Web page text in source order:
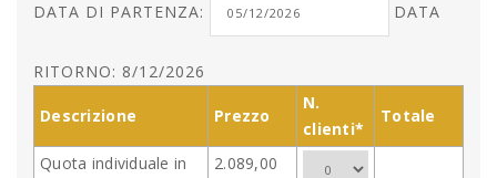
DATA DI PARTENZA: DATA
RITORNO: 8/12/2026
Descrizione Prezzo
N.
clienti*
Totale
Quota individuale in
2.089,00